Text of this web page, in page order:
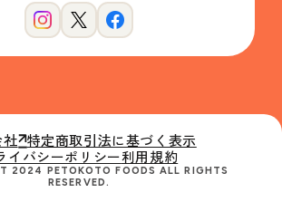
社 特定商取引法に基づく表示
イバシーポリシー利用規約
2024 PETOKOTO FOODS ALL RIGHTS
RESERVED.